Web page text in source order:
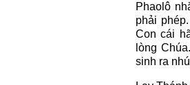
Phaolô
phải
Con cái
lòng
sinh ra